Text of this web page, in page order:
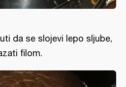
da se slojevi lepo sljube,
filom.